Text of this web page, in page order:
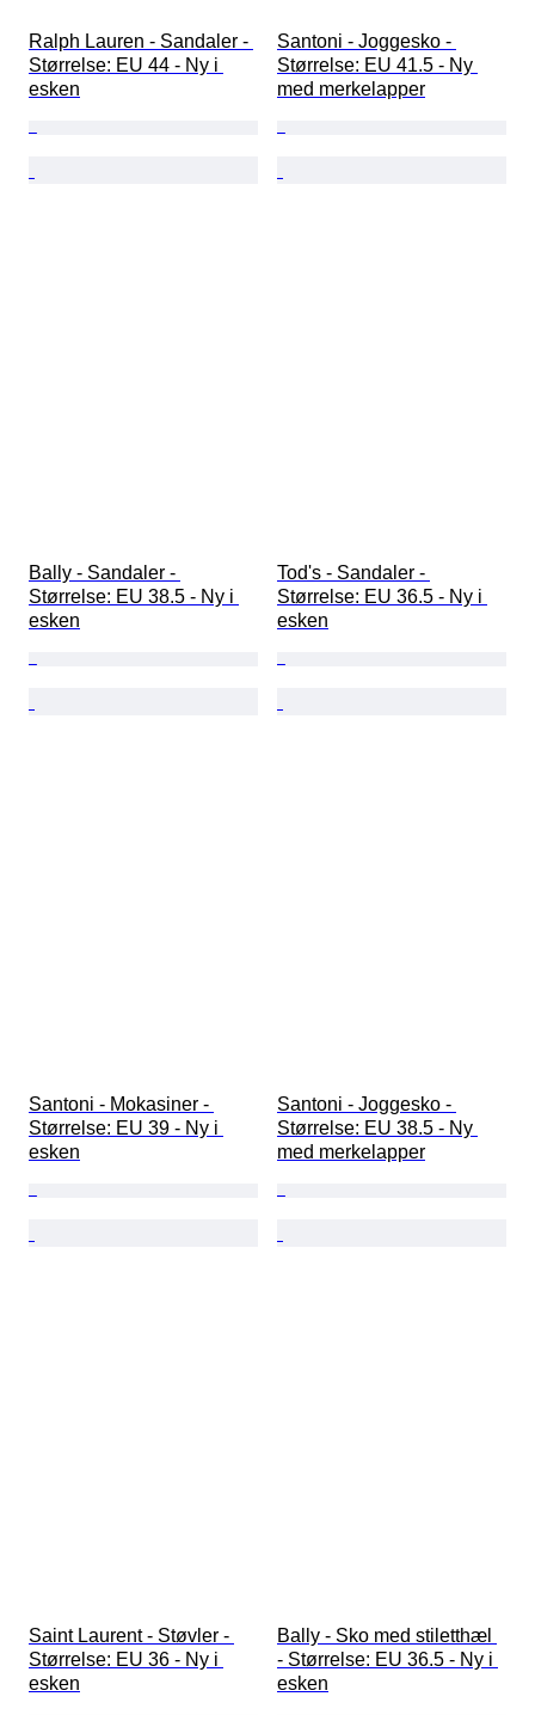
Ralph Lauren - Sandaler -
Størrelse: EU 44 - Ny i
esken
Santoni - Joggesko -
Størrelse: EU 41.5 - Ny
med merkelapper
Bally - Sandaler -
Størrelse: EU 38.5 - Ny i
esken
Tod's - Sandaler -
Størrelse: EU 36.5 - Ny i
esken
Santoni - Mokasiner -
Størrelse: EU 39 - Ny i
esken
Santoni - Joggesko -
Størrelse: EU 38.5 - Ny
med merkelapper
Saint Laurent - Støvler -
Størrelse: EU 36 - Ny i
esken
Bally - Sko med stiletthæl
- Størrelse: EU 36.5 - Ny i
esken